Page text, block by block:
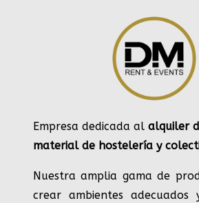
Empresa dedicada al alquiler
material de hostelería y
Nuestra amplia gama de
crear ambientes adecuados